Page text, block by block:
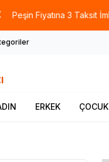
Fiyatına 3 Taksit İmkanı
ERKEK ÇOCUK